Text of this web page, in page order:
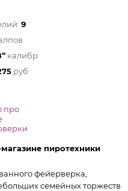
9
калибр
руб
про
пиротехники
фейерверка,
семейных торжеств